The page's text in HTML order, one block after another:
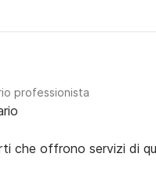
professionista
che offrono servizi di